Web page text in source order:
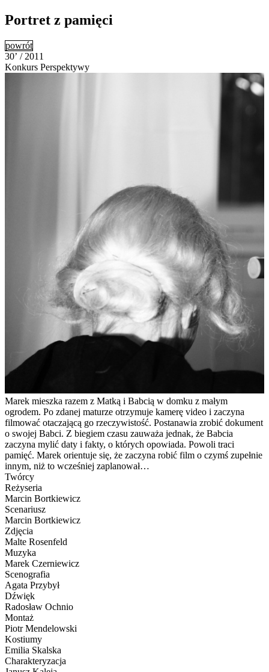
Portret z pamięci
powrót
30’ / 2011
Konkurs Perspektywy
Marek mieszka razem z Matką i Babcią w domku z małym
ogrodem. Po zdanej maturze otrzymuje kamerę video i zaczyna
filmować otaczającą go rzeczywistość. Postanawia zrobić dokument
o swojej Babci. Z biegiem czasu zauważa jednak, że Babcia
zaczyna mylić daty i fakty, o których opowiada. Powoli traci
pamięć. Marek orientuje się, że zaczyna robić film o czymś zupełnie
innym, niż to wcześniej zaplanował…
Twórcy
Reżyseria
Marcin Bortkiewicz
Scenariusz
Marcin Bortkiewicz
Zdjęcia
Malte Rosenfeld
Muzyka
Marek Czerniewicz
Scenografia
Agata Przybył
Dźwięk
Radosław Ochnio
Montaż
Piotr Mendelowski
Kostiumy
Emilia Skalska
Charakteryzacja